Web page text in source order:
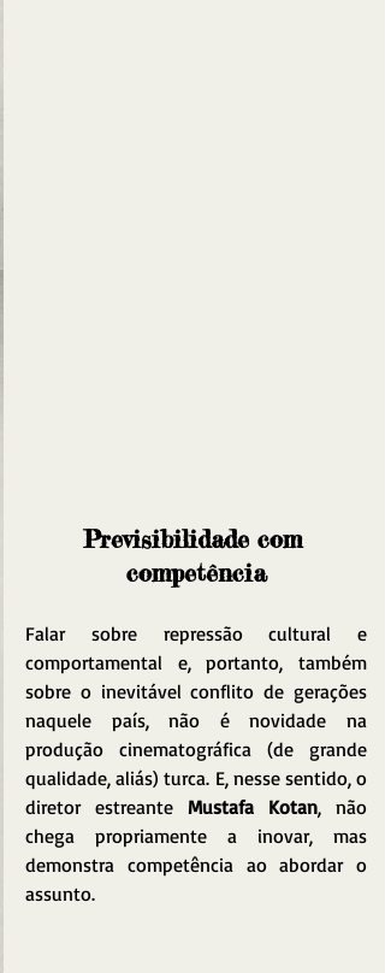
Previsibilidade com
competência
Falar sobre repressão cultural e
comportamental e, portanto, também
sobre o inevitável conflito de gerações
naquele país, não é novidade na
produção cinematográfica (de grande
qualidade, aliás) turca. E, nesse sentido, o
diretor estreante Mustafa Kotan, não
chega propriamente a inovar, mas
demonstra competência ao abordar o
assunto.